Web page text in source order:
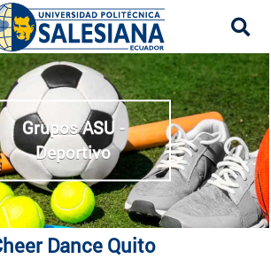
UPS | Grupo Deportivo de
Grupos ASU -
Deportivo
Dance Quito